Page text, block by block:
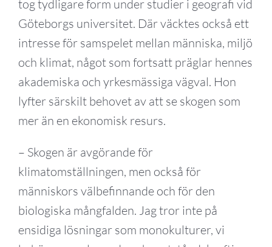
tog tydligare form under studier i geografi vid
Göteborgs universitet. Där väcktes också ett
intresse för samspelet mellan människa, miljö
och klimat, något som fortsatt präglar hennes
akademiska och yrkesmässiga vägval. Hon
lyfter särskilt behovet av att se skogen som
mer än en ekonomisk resurs.
– Skogen är avgörande för
klimatomställningen, men också för
människors välbefinnande och för den
biologiska mångfalden. Jag tror inte på
ensidiga lösningar som monokulturer, vi